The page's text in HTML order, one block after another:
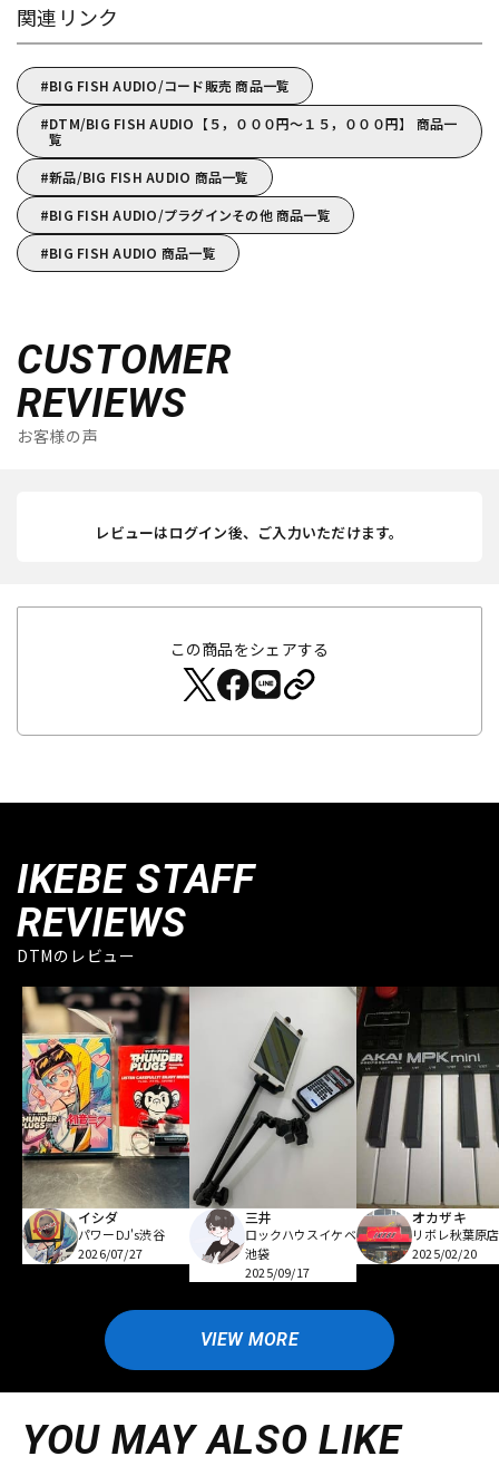
関連リンク
BIG FISH AUDIO/コード販売 商品一覧
DTM/BIG FISH AUDIO【５，０００円～１５，０００円】 商品一
覧
新品/BIG FISH AUDIO 商品一覧
BIG FISH AUDIO/プラグインその他 商品一覧
BIG FISH AUDIO 商品一覧
CUSTOMER
REVIEWS
お客様の声
レビューはログイン後、ご入力いただけます。
この商品をシェアする
IKEBE STAFF
REVIEWS
DTMのレビュー
イシダ
パワーDJ's渋谷
2026/07/27
三井
ロックハウスイケベ
池袋
2025/09/17
オカザキ
リボレ秋葉原店
2025/02/20
VIEW MORE
YOU MAY ALSO LIKE